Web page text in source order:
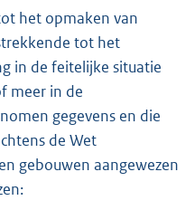
het opmaken van
tot het
in de feitelijke situatie
meer in de
gegevens en die
de Wet
gebouwen aangewezen